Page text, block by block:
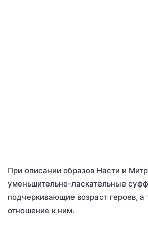
При описании образов Насти и
уменьшительно-ласкательные
подчеркивающие возраст героев, а
отношение к ним.